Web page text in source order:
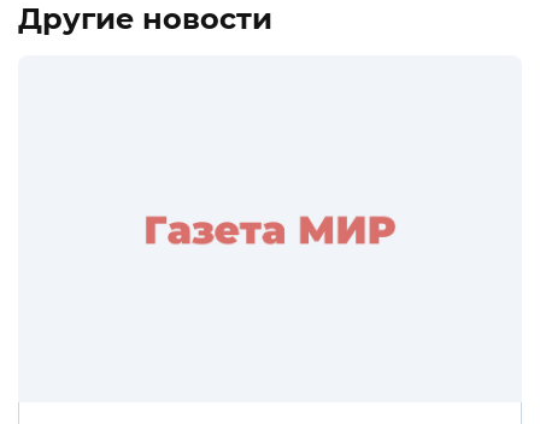
Другие новости